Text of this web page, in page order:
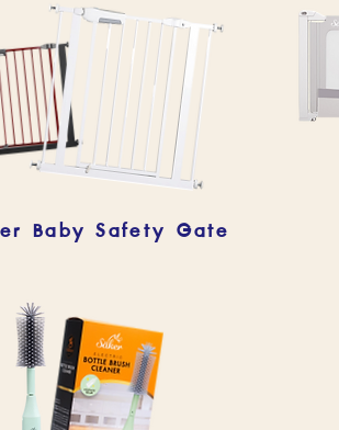
Baby Safety Gate